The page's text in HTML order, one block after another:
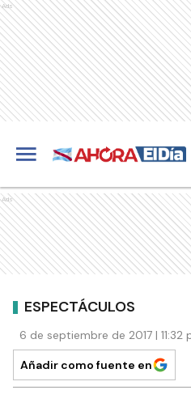
Ads
Ads
ESPECTÁCULOS
6 de septiembre de 2017 |
Añadir como fuente en